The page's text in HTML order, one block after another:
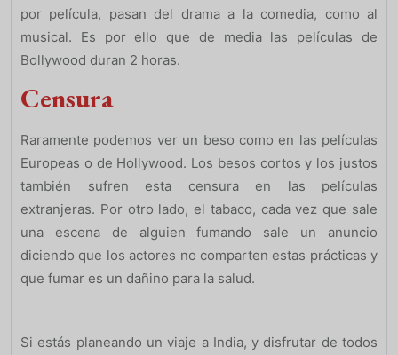
por película, pasan del drama a la comedia, como al
musical. Es por ello que de media las películas de
Bollywood duran 2 horas.
Censura
Raramente podemos ver un beso como en las películas
Europeas o de Hollywood. Los besos cortos y los justos
también sufren esta censura en las películas
extranjeras. Por otro lado, el tabaco, cada vez que sale
una escena de alguien fumando sale un anuncio
diciendo que los actores no comparten estas prácticas y
que fumar es un dañino para la salud.
Si estás planeando un viaje a India, y disfrutar de todos